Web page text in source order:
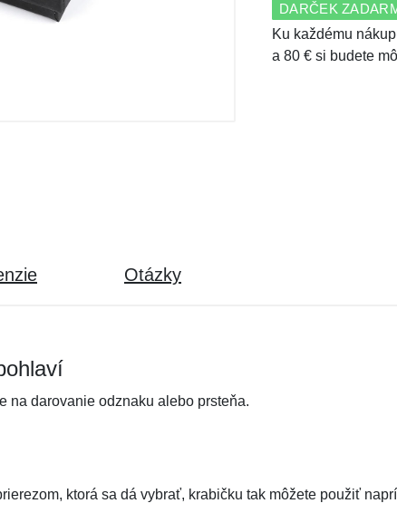
DARČEK
Ku každému
a 80 € si budete
Otázky
na darovanie odznaku alebo prsteňa.
ktorá sa dá vybrať, krabičku tak môžete použiť